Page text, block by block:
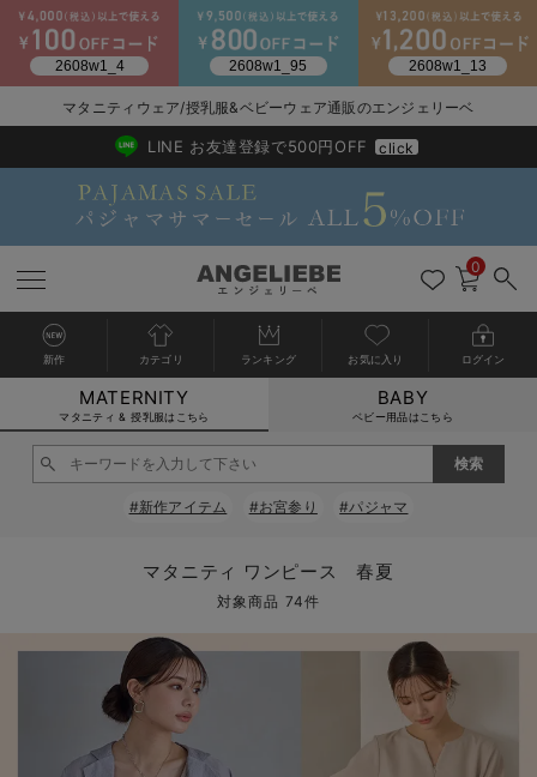
マタニティウェア全て
マタニティ ワンピース
マタニティ トップス
マタニティ アウター（コート）・ママコート
マタニティ 下着・インナー全て
授乳ブラ・マタニティブラ（マタニティインナー・産後用品）
マタニティ 授乳 キャミソール
産褥ショーツ
骨盤・マタニティベルト （妊娠中・産後）
授乳服全て
マタニティ フォーマル全て
マタニティ スーツ
マタニティ ドレス（結婚式・お呼ばれ）
マタニティ フォーマル パンツ・ボトムス
授乳用品全て
妊婦用 抱き枕・授乳クッション
マタニティレッグウェア全て
マタニティストッキング・タイツ
マタニティ ボディケア全て
アウトレット全て
【アウトレット】ワンピース
【アウトレット】パジャマ
【アウトレット】インナー
【アウトレット】ベビー
特集全て
コットン素材
接触冷感素材
再入荷全て
再入荷｜インナー
戻る
送料無料アイテム全て
ワンピース
スカート
パジャマ
インナー
戻る
ブラキャミ おまとめ
MAX55%OFF ブラック
戻る
【37周年祭セール】
【37周年祭セール】
戻る
気温差別オススメア
【15℃】3月下旬～
戻る
動きやすく着回しで
戻る
強撚スムース(コスパ
戻る
マタニティウェア
【おまとめ割】パジ
戻る
こだわりの履き心地
カジュアル
オフィス
戻る
ジャケット派
きれいめ美脚パンツ派
ツィード派
王道シンプル派
戻る
出産準備応援割全て
マタニティパジャマ
戻る
【オフィスカジュア
戻る
レギンスタイプ
戻る
【フォーマル】ワン
戻る
【ベビー】長袖
戻る
ハンカチ
短肌着
セット
戻る
快適ウェア10%OFF
快適ウェア10%OFF
戻る
春のマタニティワン
セットアップ・ レイ
ジャンパースカート/
ワーク・オフィス
カジュアル
戻る
Gift Selection 出産
〜3,000円（税込）
10,001円（税込）〜
女の子におススメの
男の子におススメの
戻る
冬の冷え対策インナ
薄くてあったか
保温&リカバリー
レギンス・タイツ
カップ付きインナー
戻る
入院準備の持ち物チ
入院してすぐ使うグ
戻る
冬のあったか特集全て
【冬のあったか特集
【冬のあったか特集
マタニティウェア/授乳服&ベビーウェア通販のエンジェリーベ
2026/NewArrival
送料495円(一部地域を除く) 7,700円以上で送料無料
LINE お友達登録で500円OFF click
0
新作 カテゴリ ランキング お気に入り ログイン
MATERNITY
マタニティ & 授乳服はこちら
BABY
ベビー用品はこちら
#新作アイテム #お宮参り #パジャマ
マタニティ ワンピース 春夏
対象商品 74件
カートに入れる
閉じる